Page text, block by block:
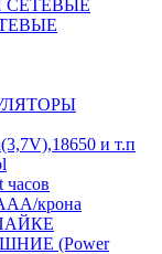
СЕТЕВЫЕ
и т.п
крона
(Power